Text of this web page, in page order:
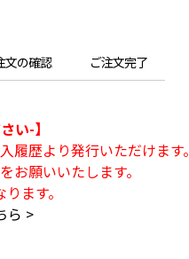
文の確認 ご注文完了
い-】
歴より発行いただけます。
お願いいたします。
ます。
ら >